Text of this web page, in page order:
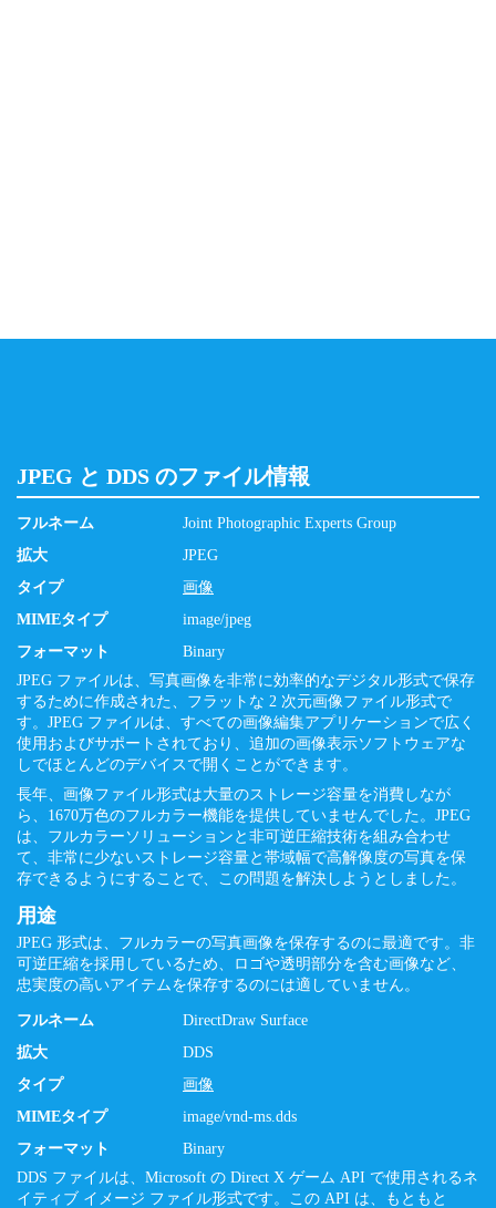
JPEG と DDS のファイル情報
フルネーム
Joint Photographic Experts Group
拡大
JPEG
タイプ
画像
MIMEタイプ
image/jpeg
フォーマット
Binary
JPEG ファイルは、写真画像を非常に効率的なデジタル形式で保存
するために作成された、フラットな 2 次元画像ファイル形式で
す。JPEG ファイルは、すべての画像編集アプリケーションで広く
使用およびサポートされており、追加の画像表示ソフトウェアな
しでほとんどのデバイスで開くことができます。
長年、画像ファイル形式は大量のストレージ容量を消費しなが
ら、1670万色のフルカラー機能を提供していませんでした。JPEG
は、フルカラーソリューションと非可逆圧縮技術を組み合わせ
て、非常に少ないストレージ容量と帯域幅で高解像度の写真を保
存できるようにすることで、この問題を解決しようとしました。
用途
JPEG 形式は、フルカラーの写真画像を保存するのに最適です。非
可逆圧縮を採用しているため、ロゴや透明部分を含む画像など、
忠実度の高いアイテムを保存するのには適していません。
フルネーム
DirectDraw Surface
拡大
DDS
タイプ
画像
MIMEタイプ
image/vnd-ms.dds
フォーマット
Binary
DDS ファイルは、Microsoft の Direct X ゲーム API で使用されるネ
イティブ イメージ ファイル形式です。この API は、もともと